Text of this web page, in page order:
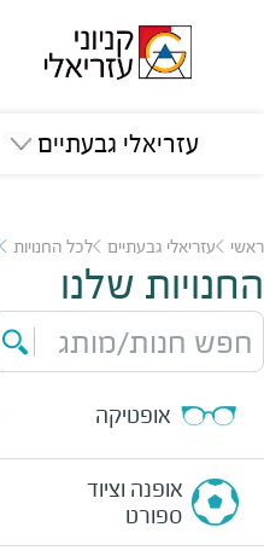
עזריאלי גבעתיים
ראשי עזריאלי גבעתיים לכל החנויות
החנויות שלנו
חפש חנות/מותג
אופטיקה
אופנה וציוד
ספורט